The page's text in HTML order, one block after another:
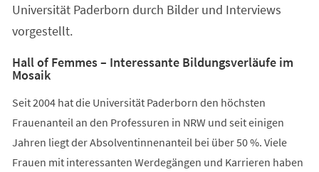
Universität Paderborn durch Bilder und Interviews
vorgestellt.
Hall of Femmes – Interessante Bildungsverläufe im
Mosaik
Seit 2004 hat die Universität Paderborn den höchsten
Frauenanteil an den Professuren in NRW und seit einigen
Jahren liegt der Absolventinnenanteil bei über 50 %. Viele
Frauen mit interessanten Werdegängen und Karrieren haben